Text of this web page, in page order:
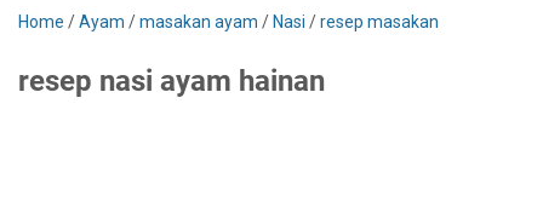
Home /Ayam /masakan ayam / Nasi /resep masakan
resep nasi ayam hainan